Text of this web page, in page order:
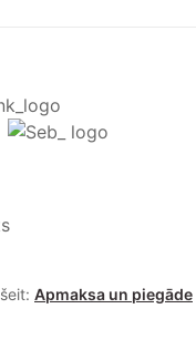
Apmaksa un piegāde